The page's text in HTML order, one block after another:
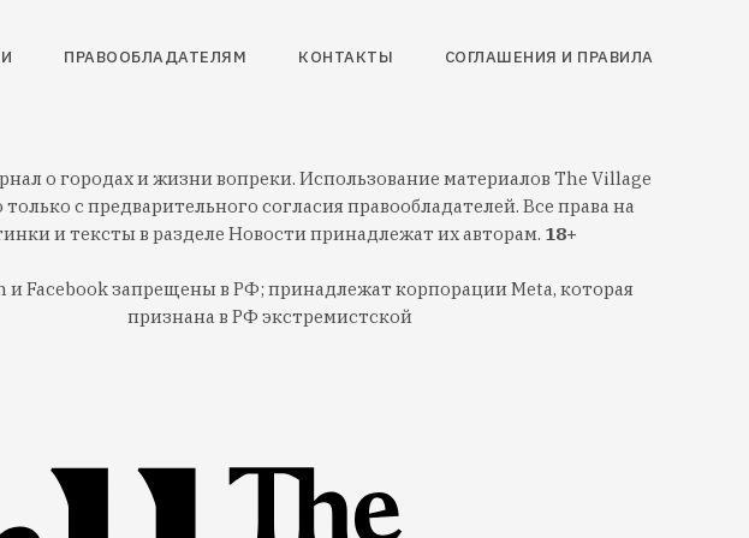
ПРАВООБЛАДАТЕЛЯМ КОНТАКТЫ СОГЛАШЕНИЯ И ПРАВИЛА
о городах и жизни вопреки. Использование материалов The Village
с предварительного согласия правообладателей. Все права на
и тексты в разделе Новости принадлежат их авторам. 18+
и Facebook запрещены в РФ; принадлежат корпорации Meta, которая
признана в РФ экстремистской